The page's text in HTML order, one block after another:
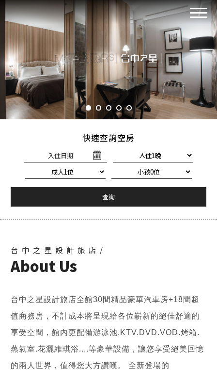
快速查詢空房
入住日期
查詢
台中之星設計旅店/
About Us
台中之星設計旅店全館30間精品豪華汽車房+18間超
值商務房，不計成本將呈現給各位嶄新的絕佳舒適的
享受空間，館內更配備游泳池.KTV.DVD.VOD.烤箱.
蒸氣室.花灑維琪浴....等豪華設備，讓您享受絕美回憶
的兩人世界，值得您大方讚嘆。 全新登場的